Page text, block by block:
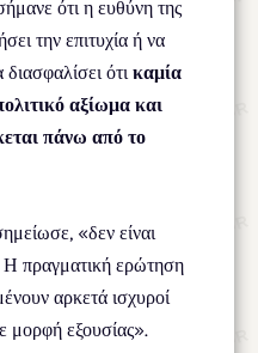
ότι η ευθύνη της
την επιτυχία ή να
ότικαμία
αξίωμα και
πάνω από το
«δεν είναι
Η πραγματική ερώτηση
αρκετά ισχυροί
μορφή εξουσίας».